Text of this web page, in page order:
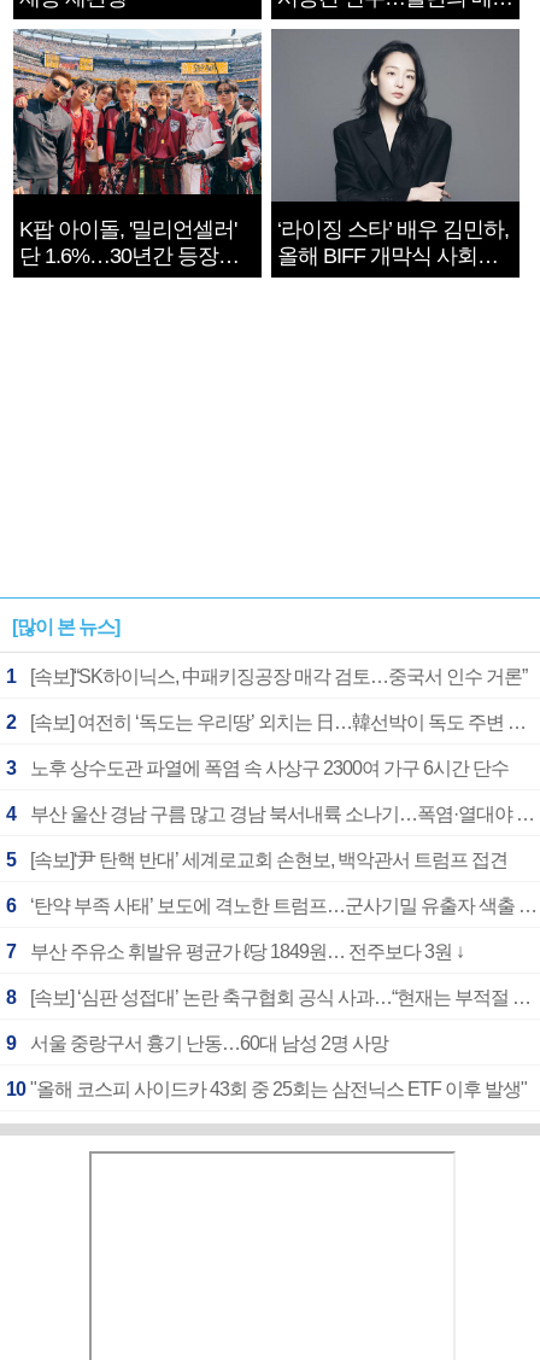
지는 ‘전쟁 속죄’
K팝 아이돌, '밀리언셀러'
단 1.6%…30년간 등장
1182개팀 전수조사
‘라이징 스타’ 배우 김민하,
올해 BIFF 개막식 사회자
확정
[많이 본 뉴스]
1 [속보]“SK하이닉스, 中패키징공장 매각 검토…중국서 인수 거론”
2 [속보] 여전히 ‘독도는 우리땅’ 외치는 日…韓선박이 독도 주변 해양조사 활동하자 반발
3 노후 상수도관 파열에 폭염 속 사상구 2300여 가구 6시간 단수
4 부산 울산 경남 구름 많고 경남 북서내륙 소나기…폭염·열대야 계속
5 [속보]‘尹 탄핵 반대’ 세계로교회 손현보, 백악관서 트럼프 접견
6 ‘탄약 부족 사태’ 보도에 격노한 트럼프…군사기밀 유출자 색출 지시
7 부산 주유소 휘발유 평균가 ℓ당 1849원… 전주보다 3원 ↓
8 [속보] ‘심판 성접대’ 논란 축구협회 공식 사과…“현재는 부적절 행위 없어”
9 서울 중랑구서 흉기 난동…60대 남성 2명 사망
10 "올해 코스피 사이드카 43회 중 25회는 삼전닉스 ETF 이후 발생"